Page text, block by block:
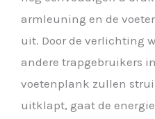
armleuning en de
uit. Door de verlichting
andere trapgebruikers
voetenplank zullen
uitklapt, gaat de